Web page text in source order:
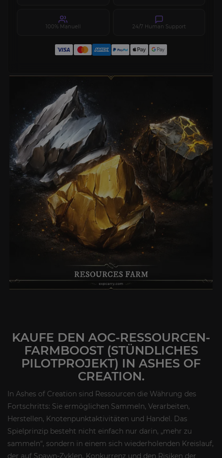
100% Manuell 24/7 Human Support
KAUFE DEN AOC-RESSOURCEN-
FARMBOOST (STÜNDLICHES
PILOTPROJEKT) IN ASHES OF
CREATION.
In Ashes of Creation sind Ressourcen die Währung des
Fortschritts: Sie ermöglichen Sammeln, Verarbeiten,
Herstellen, Knotenpunktaktivitäten und Handel. Das
Spielprinzip besteht nicht einfach nur darin, „mehr zu
sammeln“, sondern in einem sich wiederholenden Kreislauf,
der auf Spawn-Zyklen, Konkurrenz und den Risiken der